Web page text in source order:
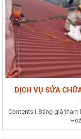
DỊCH VỤ SỬA
Contents1 Bảng giá